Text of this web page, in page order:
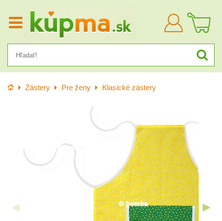
Prihlásiť
sa
Úvod Zástery Pre ženy Klasické zástery